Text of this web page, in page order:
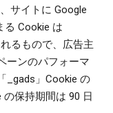
サイトに Google
る Cookie は
るもので、広告主
ーンのパフォーマ
_gads」Cookie の
保持期間は 90 日